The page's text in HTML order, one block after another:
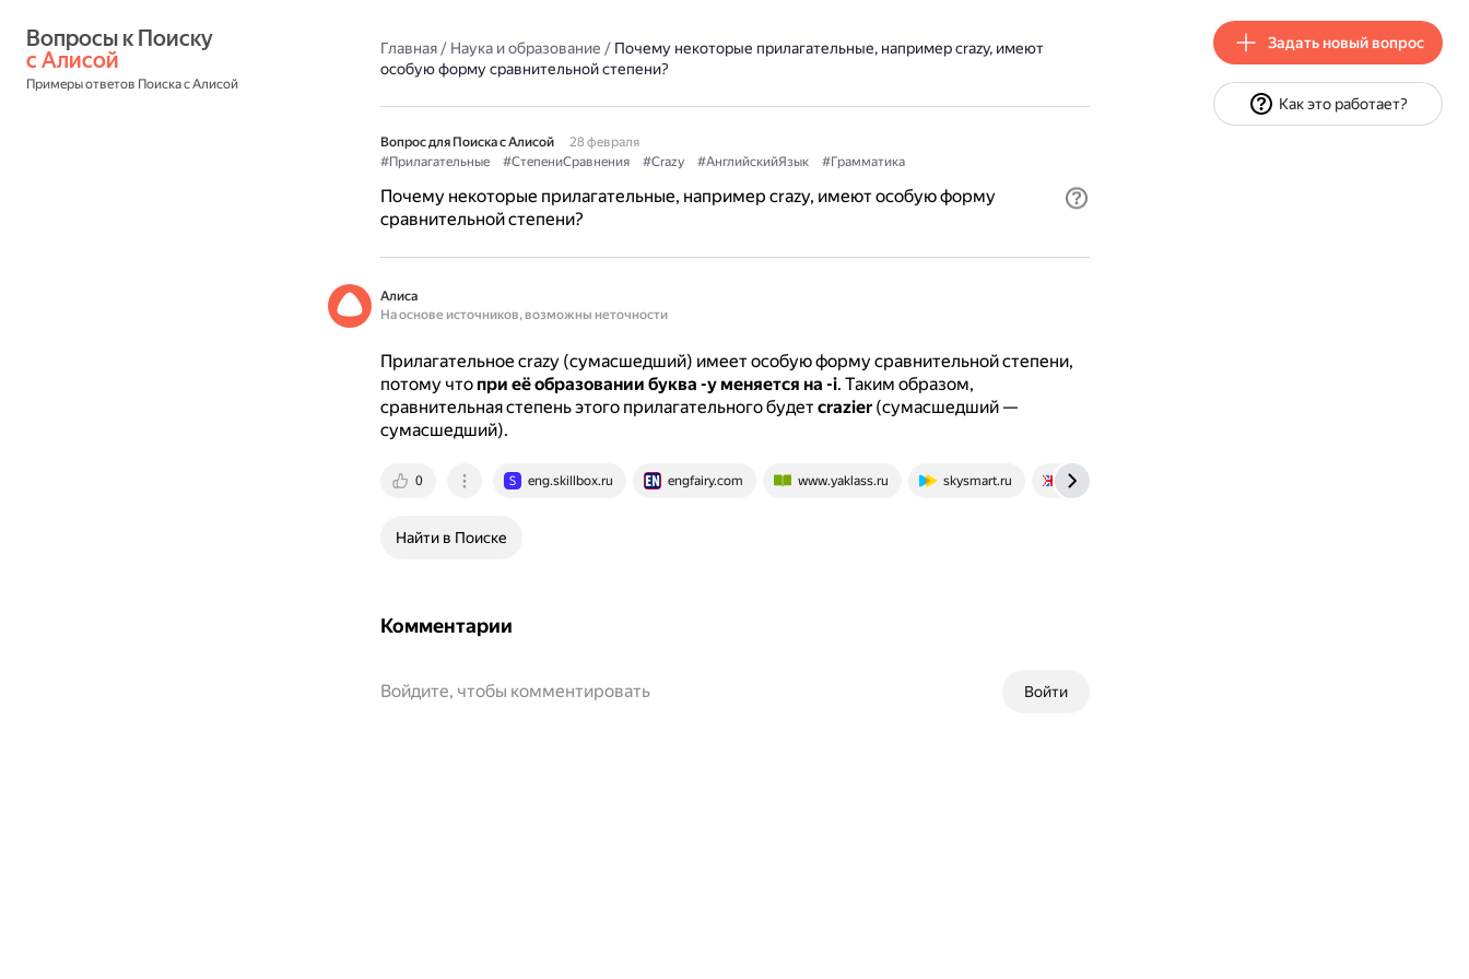
с Алисой
Примеры ответов Поиска с Алисой
Главная/ Наука и образование / Почему некоторые прилагательные, например crazy, имеют
особую форму сравнительной степени?
Вопрос для Поиска с Алисой
28 февраля
#Прилагательные
#СтепениСравнения #Crazy #АнглийскийЯзык #Грамматика
Почему некоторые прилагательные, например crazy, имеют особую форму
сравнительной степени?
Алиса
На основе источников, возможны неточности
Прилагательное crazy (сумасшедший) имеет особую форму сравнительной степени,
потому что при её образовании буква -y меняется на -i. Таким образом,
сравнительная степень этого прилагательного будетcrazier(сумасшедший —
сумасшедший).
0 eng.skillbox.ru engfairy.com www.yaklass.ru skysmart.ru langformula.ru
Найти в Поиске
Комментарии
Войти
Войдите, чтобы комментировать
Задать новый вопрос
Как это работает?